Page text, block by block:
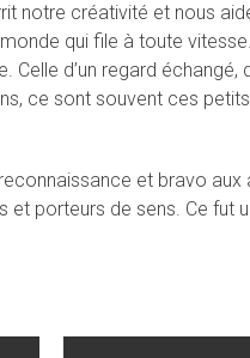
notre créativité et nous
qui file à toute
d’un regard échangé,
ce sont souvent ces
et bravo
porteurs de sens. Ce fut